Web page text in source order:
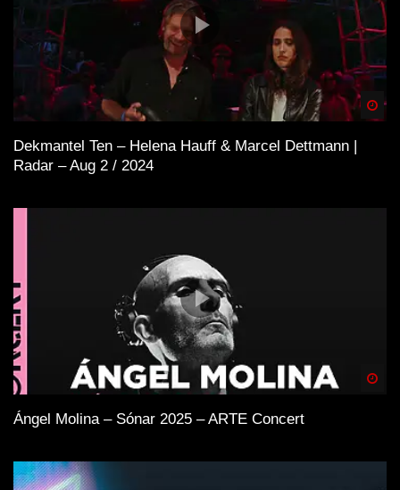
Dekmantel Ten – Helena Hauff & Marcel Dettmann |
Radar – Aug 2 / 2024
Ángel Molina – Sónar 2025 – ARTE Concert